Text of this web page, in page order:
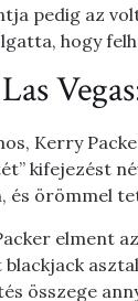
pedig az
hogy
Kerry
kifejezést
és örömmel
elment
blackjack
összege